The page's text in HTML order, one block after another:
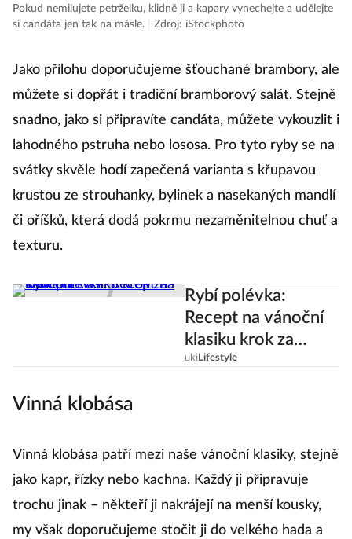
Pokud nemilujete petrželku, klidně ji a kapary vynechejte a udělejte
si candáta jen tak na másle.
Zdroj: iStockphoto
Jako přílohu doporučujeme šťouchané brambory, ale
můžete si dopřát i tradiční bramborový salát. Stejně
snadno, jako si připravíte candáta, můžete vykouzlit i
lahodného pstruha nebo lososa. Pro tyto ryby se na
svátky skvěle hodí zapečená varianta s křupavou
krustou ze strouhanky, bylinek a nasekaných mandlí
či oříšků, která dodá pokrmu nezaměnitelnou chuť a
texturu.
Rybí polévka:
Recept na vánoční
klasiku krok za
krokem!
uki Lifestyle
Vinná klobása
Vinná klobása patří mezi naše vánoční klasiky, stejně
jako kapr, řízky nebo kachna. Každý ji připravuje
trochu jinak – někteří ji nakrájejí na menší kousky,
my však doporučujeme stočit ji do velkého hada a